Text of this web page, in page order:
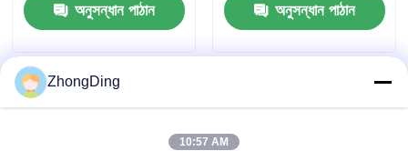
অনুসন্ধান পাঠান অনুসন্ধান পাঠান
ZhongDing
10:57 AM